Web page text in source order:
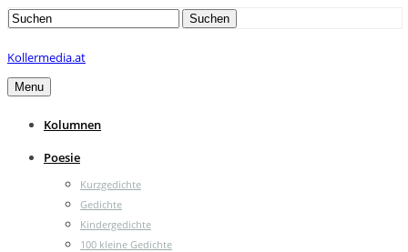
Search
Suchen
Kollermedia.at
Menu
Kolumnen
Poesie
Kurzgedichte
Gedichte
Kindergedichte
100 kleine Gedichte